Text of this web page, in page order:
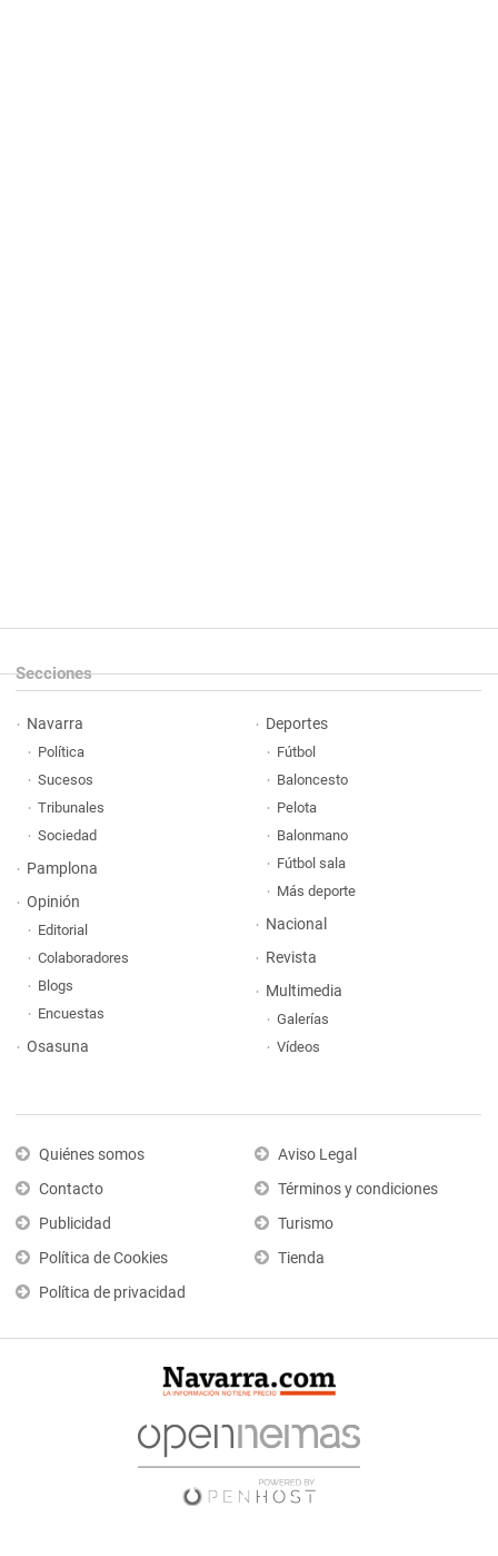
Secciones
Navarra
Política
Sucesos
Tribunales
Sociedad
Pamplona
Opinión
Editorial
Colaboradores
Blogs
Encuestas
Osasuna
Deportes
Fútbol
Baloncesto
Pelota
Balonmano
Fútbol sala
Más deporte
Nacional
Revista
Multimedia
Galerías
Vídeos
Quiénes somos
Contacto
Publicidad
Política de Cookies
Política de privacidad
Aviso Legal
Términos y condiciones
Turismo
Tienda